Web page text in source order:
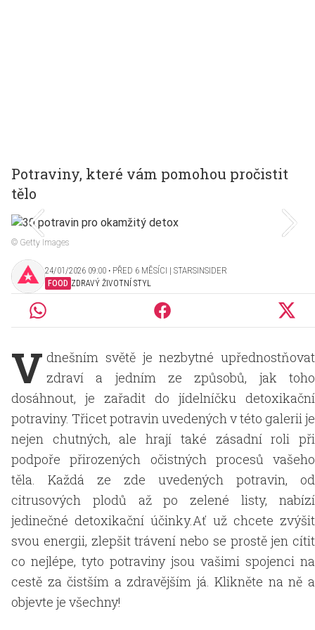
Potraviny, které vám pomohou pročistit
tělo
© Getty Images
24/01/2026 09:00 ‧ PŘED 6 MĚSÍCI | STARSINSIDER
FOOD ZDRAVÝ ŽIVOTNÍ STYL
V dnešním světě je nezbytné upřednostňovat
zdraví a jedním ze způsobů, jak toho
dosáhnout, je zařadit do jídelníčku detoxikační
potraviny. Třicet potravin uvedených v této galerii je
nejen chutných, ale hrají také zásadní roli při
podpoře přirozených očistných procesů vašeho
těla. Každá ze zde uvedených potravin, od
citrusových plodů až po zelené listy, nabízí
jedinečné detoxikační účinky.Ať už chcete zvýšit
svou energii, zlepšit trávení nebo se prostě jen cítit
co nejlépe, tyto potraviny jsou vašimi spojenci na
cestě za čistším a zdravějším já. Klikněte na ně a
objevte je všechny!